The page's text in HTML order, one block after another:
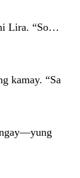
Lira. “So…
kamay. “Sa